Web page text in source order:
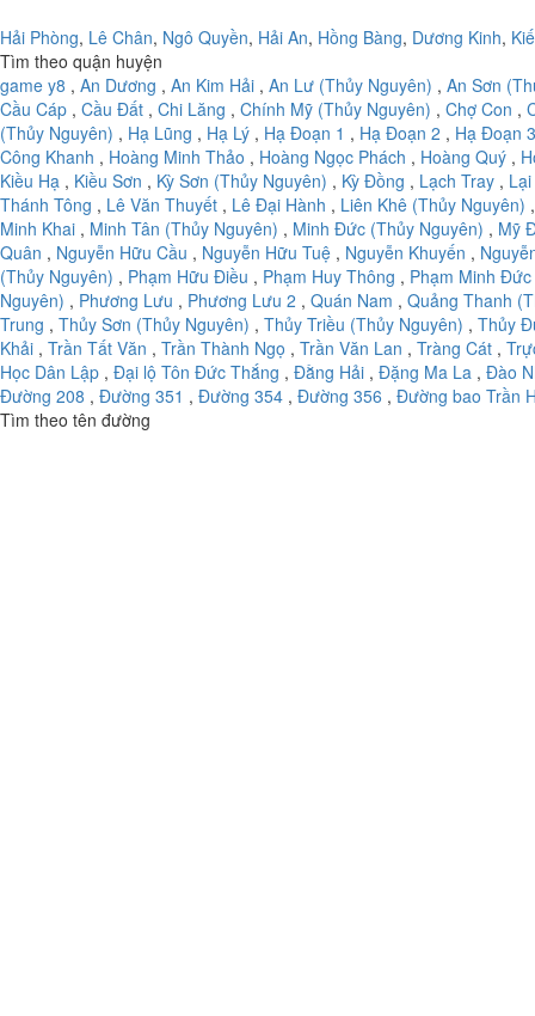
Hải Phòng, Lê Chân, Ngô Quyền, Hải An, Hồng Bàng, Dương Kinh,
Tìm theo quận huyện
game y8 , An Dương , An Kim Hải , An Lư (Thủy Nguyên) , An Sơn
Cầu Cáp , Cầu Đất , Chi Lăng , Chính Mỹ (Thủy Nguyên) , Chợ Con ,
(Thủy Nguyên) , Hạ Lũng , Hạ Lý , Hạ Đoạn 1 , Hạ Đoạn 2 , Hạ Đoạn 3
Công Khanh , Hoàng Minh Thảo , Hoàng Ngọc Phách , Hoàng Quý ,
Kiều Hạ , Kiều Sơn , Kỳ Sơn (Thủy Nguyên) , Kỳ Đồng , Lạch Tray ,
Thánh Tông , Lê Văn Thuyết , Lê Đại Hành , Liên Khê (Thủy Nguyên)
Minh Khai , Minh Tân (Thủy Nguyên) , Minh Đức (Thủy Nguyên) , Mỹ
Quân , Nguyễn Hữu Cầu , Nguyễn Hữu Tuệ , Nguyễn Khuyến ,
(Thủy Nguyên) , Phạm Hữu Điều , Phạm Huy Thông , Phạm Minh Đức
Nguyên) , Phương Lưu , Phương Lưu 2 , Quán Nam , Quảng Thanh
Trung , Thủy Sơn (Thủy Nguyên) , Thủy Triều (Thủy Nguyên) , Thủy
Khải , Trần Tất Văn , Trần Thành Ngọ , Trần Văn Lan , Tràng Cát ,
Học Dân Lập , Đại lộ Tôn Đức Thắng , Đằng Hải , Đặng Ma La , Đào
Đường 208 , Đường 351 , Đường 354 , Đường 356 , Đường bao Trần
Tìm theo tên đường